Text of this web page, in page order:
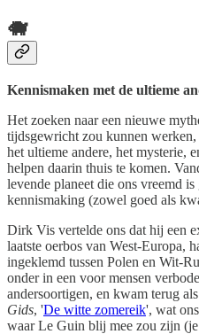
🐗
Kennismaken met de ultieme
Het zoeken naar een nieuwe
tijdsgewricht zou kunnen
het ultieme andere, het mysterie,
helpen daarin thuis te komen.
levende planeet die ons vreemd
kennismaking (zowel goed als
Dirk Vis vertelde ons dat hij een
laatste oerbos van West-Europa,
ingeklemd tussen Polen en Wit-
onder in een voor mensen
andersoortigen, en kwam terug
Gids, 'De witte zomereik', wat
waar Le Guin blij mee zou zijn